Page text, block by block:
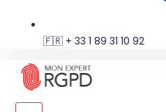
🇫🇷 + 33 1 89 31 10 92